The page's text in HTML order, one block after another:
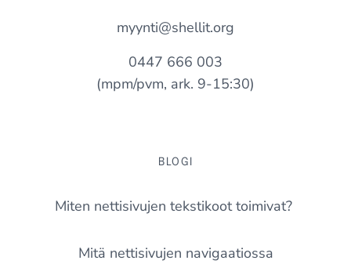
myynti@shellit.org
0447 666 003
(mpm/pvm, ark. 9-15:30)
BLOGI
Miten nettisivujen tekstikoot toimivat?
Mitä nettisivujen navigaatiossa